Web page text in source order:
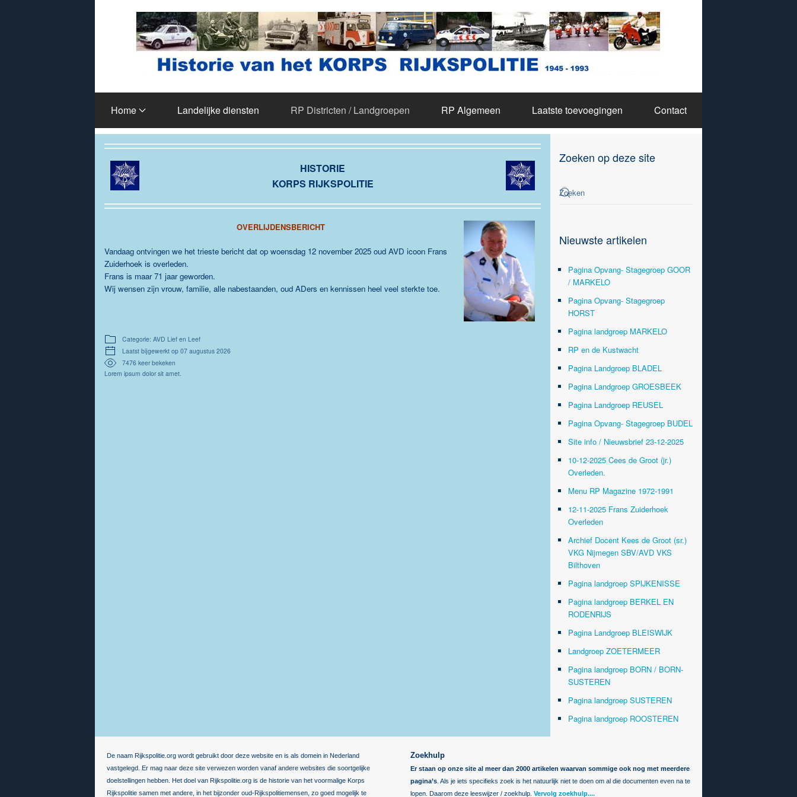
Home Landelijke diensten RP Districten / Landgroepen RP Algemeen Laatste toevoegingen Contact
HISTORIE
KORPS RIJKSPOLITIE
OVERLIJDENSBERICHT
Vandaag ontvingen we het trieste bericht dat op woensdag 12 november 2025 oud AVD icoon Frans
Zuiderhoek is overleden.
Frans is maar 71 jaar geworden.
Wij wensen zijn vrouw, familie, alle nabestaanden, oud ADers en kennissen heel veel sterkte toe.
Categorie: AVD Lief en Leef
Laatst bijgewerkt op 07 augustus 2026
7476 keer bekeken
Lorem ipsum dolor sit amet.
Zoeken op deze site
Nieuwste artikelen
Pagina Opvang- Stagegroep GOOR
/ MARKELO
Pagina Opvang- Stagegroep
HORST
Pagina landgroep MARKELO
RP en de Kustwacht
Pagina Landgroep BLADEL
Pagina Landgroep GROESBEEK
Pagina Landgroep REUSEL
Pagina Opvang- Stagegroep BUDEL
Site info / Nieuwsbrief 23-12-2025
10-12-2025 Cees de Groot (jr.)
Overleden.
Menu RP Magazine 1972-1991
12-11-2025 Frans Zuiderhoek
Overleden
Archief Docent Kees de Groot (sr.)
VKG Nijmegen SBV/AVD VKS
Bilthoven
Pagina landgroep SPIJKENISSE
Pagina landgroep BERKEL EN
RODENRIJS
Pagina Landgroep BLEISWIJK
Landgroep ZOETERMEER
Pagina landgroep BORN / BORN-
SUSTEREN
Pagina landgroep SUSTEREN
Pagina landgroep ROOSTEREN
De naam Rijkspolitie.org wordt gebruikt door deze website en is als domein in Nederland
vastgelegd. Er mag naar deze site verwezen worden vanaf andere websites die soortgelijke
doelstellingen hebben. Het doel van Rijkspolitie.org is de historie van het voormalige Korps
Rijkspolitie samen met andere, in het bijzonder oud-Rijkspolitiemensen, zo goed mogelijk te
Zoekhulp
Er staan op onze site al meer dan 2000 artikelen waarvan sommige ook nog met meerdere
pagina’s . Als je iets specifieks zoek is het natuurlijk niet te doen om al die documenten even na te
lopen. Daarom deze leeswijzer / zoekhulp. Vervolg zoekhulp....